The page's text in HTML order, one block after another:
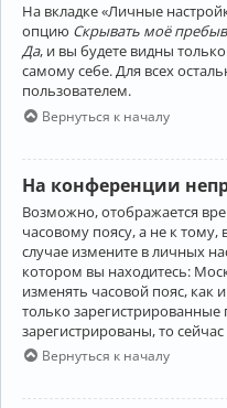
На вкладке «Личные
опцию Скрывать моё
Да, и вы будете видны
самому себе. Для всех
пользователем.
Вернуться к началу
На конференции
Возможно, отображается
часовому поясу, а не к
случае измените в личных
котором вы находитесь:
изменять часовой пояс, как
только зарегистрированные
зарегистрированы, то
Вернуться к началу